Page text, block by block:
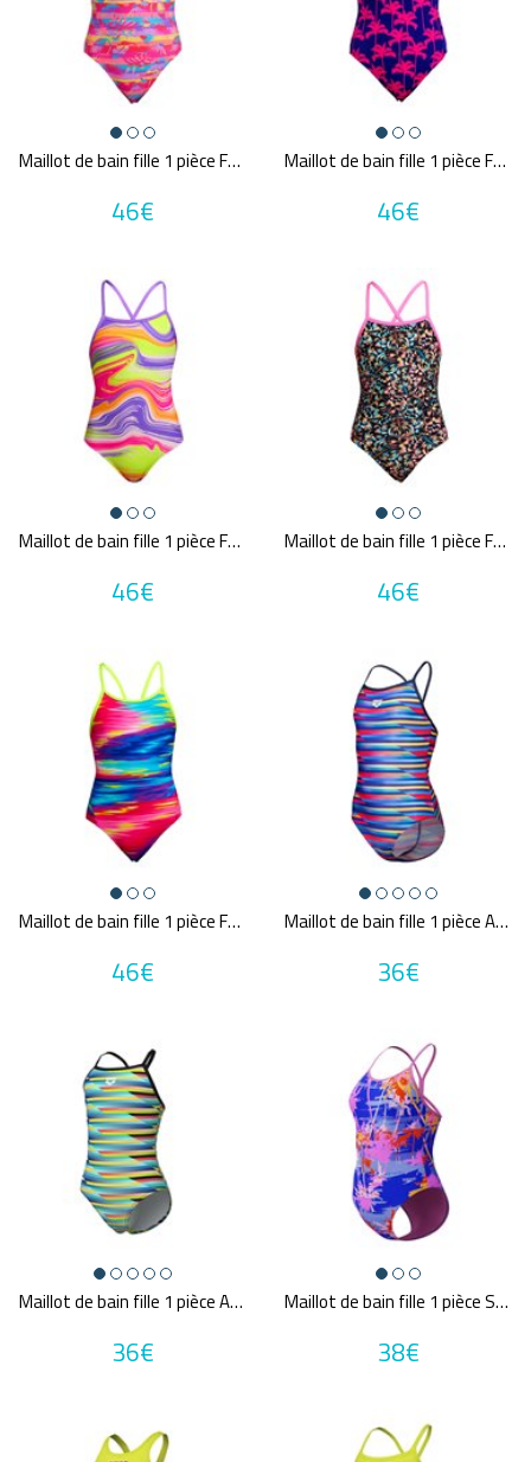
Maillot de bain fille 1 pièce FUNKITA Leave In
46€
Maillot de bain fille 1 pièce FUNKITA Pinky Palms
46€
Maillot de bain fille 1 pièce FUNKITA Colour Contour
46€
Maillot de bain fille 1 pièce FUNKITA Copper Cluster
46€
Maillot de bain fille 1 pièce FUNKITA Lost Ocean
46€
Maillot de bain fille 1 pièce ARENA GIRL'S ARENA RACING STRIPE SWIMSUIT LIGHTDROP
36€
Maillot de bain fille 1 pièce ARENA GIRL'S ARENA RACING STRIPE SWIMSUIT LIGHTDROP
36€
Maillot de bain fille 1 pièce SPEEDO ECO+ ALLOVER VBACK BLU/PIN
38€